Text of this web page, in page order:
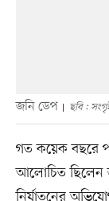
জনি ডেপ ছবি :
গত কয়েক বছরে
আলোচিত ছিলেন
নির্যাতনের